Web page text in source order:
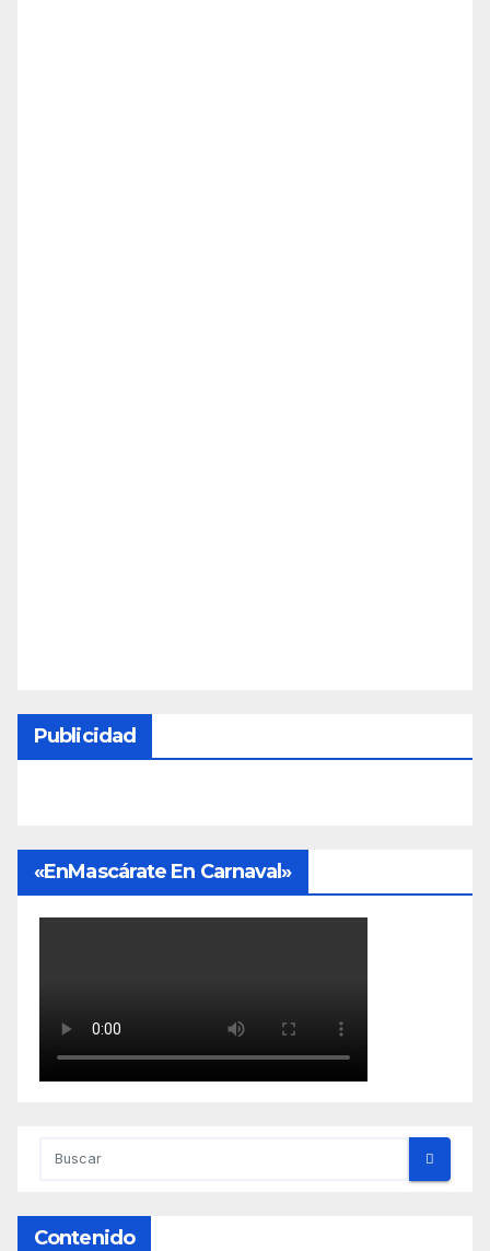
Publicidad
«EnMascárate En Carnaval»
Contenido